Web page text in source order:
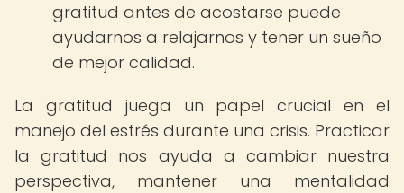
gratitud antes de acostarse puede
ayudarnos a relajarnos y tener un sueño
de mejor calidad.
La gratitud juega un papel crucial en el
manejo del estrés durante una crisis. Practicar
la gratitud nos ayuda a cambiar nuestra
perspectiva, mantener una mentalidad